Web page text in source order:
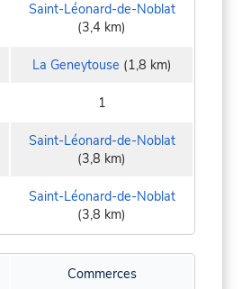
Saint-Léonard-de-Noblat
(3,4 km)
La Geneytouse (1,8 km)
1
Saint-Léonard-de-Noblat
(3,8 km)
Saint-Léonard-de-Noblat
(3,8 km)
Commerces